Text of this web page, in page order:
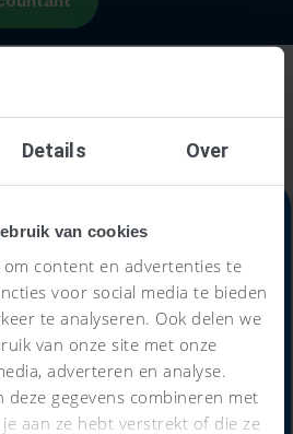
Details Over
van cookies
om content en advertenties te
voor social media te bieden
te analyseren. Ook delen we
van onze site met onze
adverteren en analyse.
gegevens combineren met
aan ze hebt verstrekt of die ze
één-prijs
59